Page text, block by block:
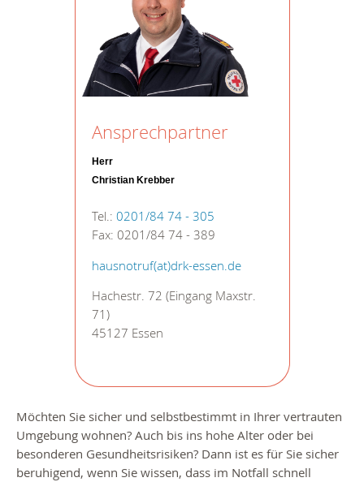
Ansprechpartner
Herr
Christian Krebber
Tel.: 0201/84 74 - 305
Fax: 0201/84 74 - 389
hausnotruf(at)drk-essen.de
Hachestr. 72 (Eingang Maxstr.
71)
45127 Essen
Möchten Sie sicher und selbstbestimmt in Ihrer vertrauten
Umgebung wohnen? Auch bis ins hohe Alter oder bei
besonderen Gesundheitsrisiken? Dann ist es für Sie sicher
beruhigend, wenn Sie wissen, dass im Notfall schnell